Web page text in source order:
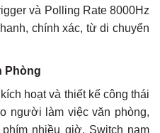
và Polling Rate 8000Hz
chính xác, từ di chuyển
Phòng
hoạt và thiết kế công thái
người làm việc văn phòng,
nhiều giờ. Switch nam